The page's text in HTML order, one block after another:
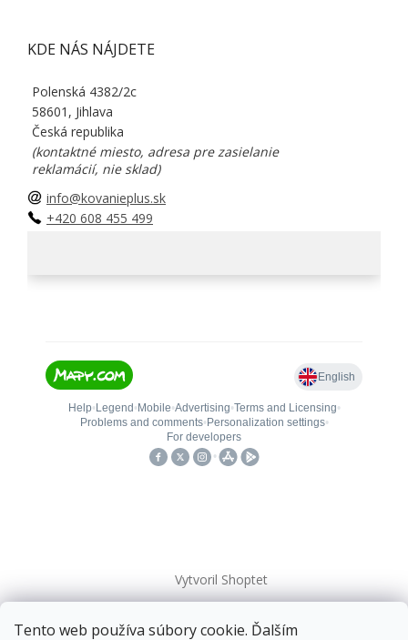
Tento web používa súbory cookie. Ďalším
KDE NÁS NÁJDETE
Polenská 4382/2c
58601, Jihlava
Česká republika
(kontaktné miesto, adresa pre zasielanie
reklamácií, nie sklad)
info@kovanieplus.sk
+420 608 455 499
Vytvoril Shoptet
Copyright 2026kovanieplus. Všetky práva vyhradené.